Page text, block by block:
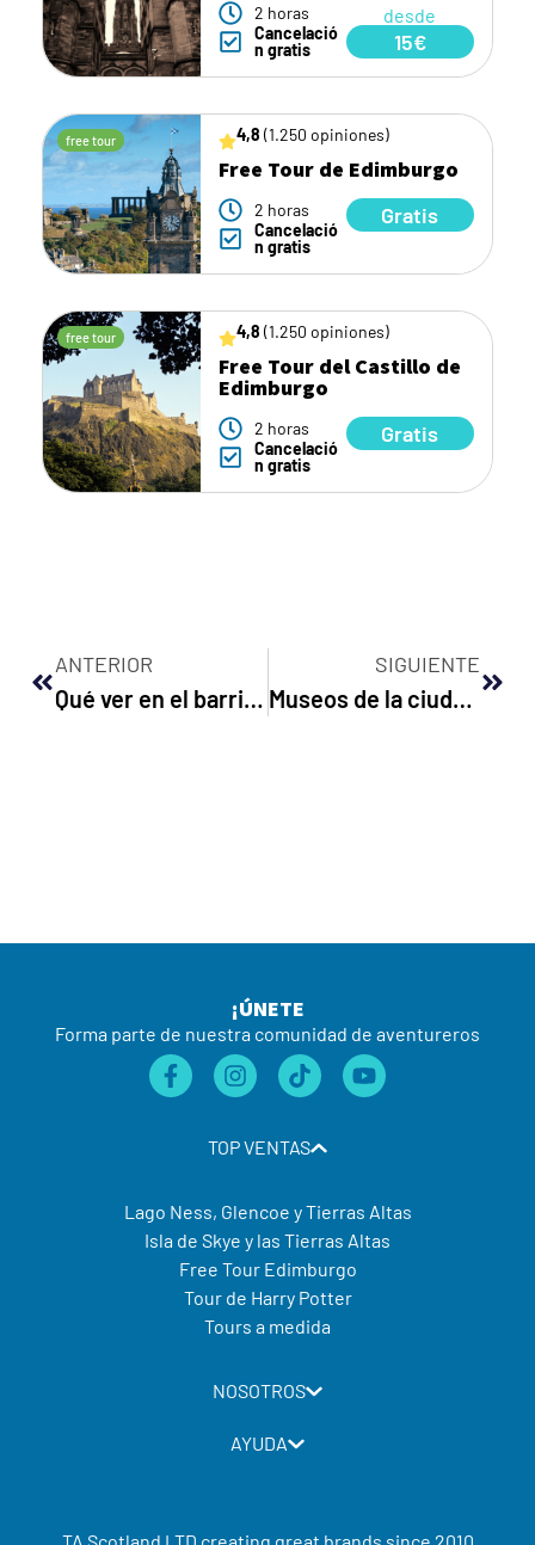
2 horas
Cancelació
n gratis
desde
15€
free tour 4,8 (1.250 opiniones)
Free Tour de Edimburgo
2 horas
Cancelació
n gratis
Gratis
free tour 4,8 (1.250 opiniones)
Free Tour del Castillo de
Edimburgo
2 horas
Cancelació
n gratis
Gratis
ANTERIOR
Qué ver en el barrio de Leith (Edimburgo)
SIGUIENTE
Museos de la ciudad vieja de Edimburgo (Old Town)
¡ÚNETE
Forma parte de nuestra comunidad de aventureros
TOP VENTAS
Lago Ness, Glencoe y Tierras Altas
Isla de Skye y las Tierras Altas
Free Tour Edimburgo
Tour de Harry Potter
Tours a medida
NOSOTROS
AYUDA